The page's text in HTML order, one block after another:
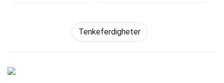
Tenkeferdigheter